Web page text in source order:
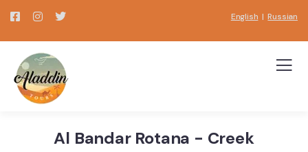
English |Russian
Al Bandar Rotana - Creek